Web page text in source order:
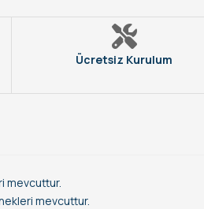
Ücretsiz Kurulum
mevcuttur.
mevcuttur.